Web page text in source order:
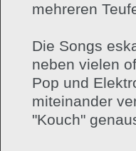
mehreren
Die Songs
neben vielen
Pop und
miteinander
"Kouch"